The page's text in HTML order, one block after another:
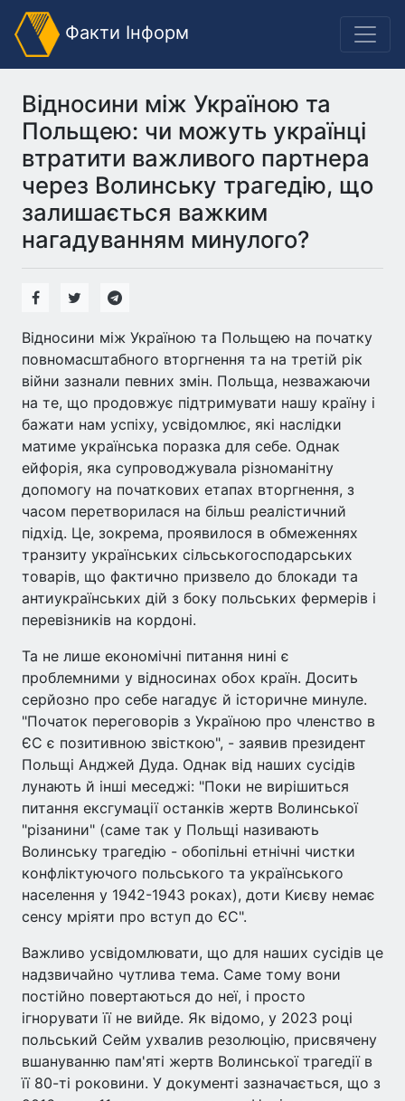
Факти Інформ
Відносини між Україною та
Польщею: чи можуть українці
втратити важливого партнера
через Волинську трагедію, що
залишається важким
нагадуванням минулого?
Відносини між Україною та Польщею на початку
повномасштабного вторгнення та на третій рік
війни зазнали певних змін. Польща, незважаючи
на те, що продовжує підтримувати нашу країну і
бажати нам успіху, усвідомлює, які наслідки
матиме українська поразка для себе. Однак
ейфорія, яка супроводжувала різноманітну
допомогу на початкових етапах вторгнення, з
часом перетворилася на більш реалістичний
підхід. Це, зокрема, проявилося в обмеженнях
транзиту українських сільськогосподарських
товарів, що фактично призвело до блокади та
антиукраїнських дій з боку польських фермерів і
перевізників на кордоні.
Та не лише економічні питання нині є
проблемними у відносинах обох країн. Досить
серйозно про себе нагадує й історичне минуле.
"Початок переговорів з Україною про членство в
ЄС є позитивною звісткою", - заявив президент
Польщі Анджей Дуда. Однак від наших сусідів
лунають й інші меседжі: "Поки не вирішиться
питання ексгумації останків жертв Волинської
"різанини" (саме так у Польщі називають
Волинську трагедію - обопільні етнічні чистки
конфліктуючого польського та українського
населення у 1942-1943 роках), доти Києву немає
сенсу мріяти про вступ до ЄС".
Важливо усвідомлювати, що для наших сусідів це
надзвичайно чутлива тема. Саме тому вони
постійно повертаються до неї, і просто
ігнорувати її не вийде. Як відомо, у 2023 році
польський Сейм ухвалив резолюцію, присвячену
вшануванню пам'яті жертв Волинської трагедії в
її 80-ті роковини. У документі зазначається, що з